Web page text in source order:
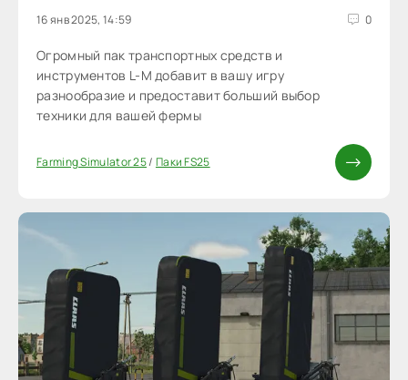
16 янв 2025, 14:59 0
Огромный пак транспортных средств и
инструментов L-M добавит в вашу игру
разнообразие и предоставит больший выбор
техники для вашей фермы
Farming Simulator 25/ Паки FS25